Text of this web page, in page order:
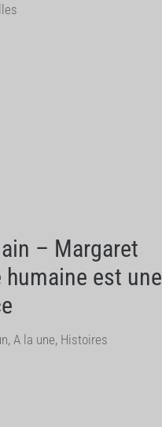
– Margaret
humaine est une
, A la une, Histoires